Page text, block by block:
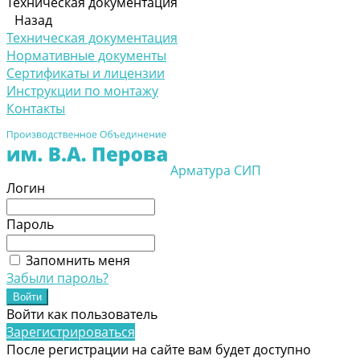
Назад
Техническая документация
Нормативные документы
Сертификаты и лицензии
Инструкции по монтажу
Контакты
Арматура СИП
Логин
Пароль
Запомнить меня
Забыли пароль?
Войти как пользователь
Зарегистрироваться
После регистрации на сайте вам будет доступно